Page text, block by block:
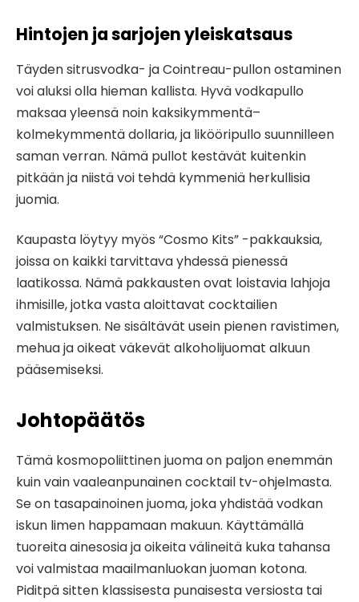
Hintojen ja sarjojen yleiskatsaus
Täyden sitrusvodka- ja Cointreau-pullon ostaminen
voi aluksi olla hieman kallista. Hyvä vodkapullo
maksaa yleensä noin kaksikymmentä–
kolmekymmentä dollaria, ja likööripullo suunnilleen
saman verran. Nämä pullot kestävät kuitenkin
pitkään ja niistä voi tehdä kymmeniä herkullisia
juomia.
Kaupasta löytyy myös “Cosmo Kits” -pakkauksia,
joissa on kaikki tarvittava yhdessä pienessä
laatikossa. Nämä pakkausten ovat loistavia lahjoja
ihmisille, jotka vasta aloittavat cocktailien
valmistuksen. Ne sisältävät usein pienen ravistimen,
mehua ja oikeat väkevät alkoholijuomat alkuun
pääsemiseksi.
Johtopäätös
Tämä kosmopoliittinen juoma on paljon enemmän
kuin vain vaaleanpunainen cocktail tv-ohjelmasta.
Se on tasapainoinen juoma, joka yhdistää vodkan
iskun limen happamaan makuun. Käyttämällä
tuoreita ainesosia ja oikeita välineitä kuka tahansa
voi valmistaa maailmanluokan juoman kotona.
Piditpä sitten klassisesta punaisesta versiosta tai